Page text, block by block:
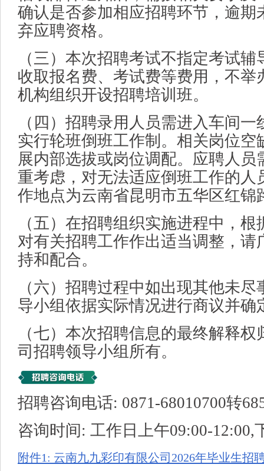
确认是否参加相应招聘环节，逾期
弃应聘资格。
（三）本次招聘考试不指定考试
收取报名费、考试费等费用，不举
机构组织开设招聘培训班。
（四）招聘录用人员需进入车间
实行轮班倒班工作制。相关岗位空
展内部选拔或岗位调配。应聘人员
重考虑，对无法适应倒班工作的人
作地点为云南省昆明市五华区红锦
（五）在招聘组织实施进程中，
对有关招聘工作作出适当调整，请
持和配合。
（六）招聘过程中如出现其他未
导小组依据实际情况进行商议并确
（七）本次招聘信息的最终解释
司招聘领导小组所有。
招聘咨询电话: 0871-68010700转
咨询时间: 工作日上午09:00-12:00,
附件1: 云南九九彩印有限公司2026年毕业生招